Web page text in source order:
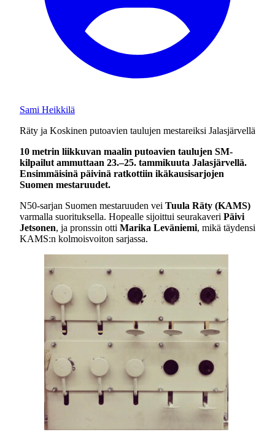
Sami Heikkilä
Räty ja Koskinen putoavien taulujen mestareiksi Jalasjärvellä
10 metrin liikkuvan maalin putoavien taulujen SM-
kilpailut ammuttaan 23.–25. tammikuuta Jalasjärvellä.
Ensimmäisinä päivinä ratkottiin ikäkausisarjojen
Suomen mestaruudet.
N50-sarjan Suomen mestaruuden vei Tuula Räty (KAMS)
varmalla suorituksella. Hopealle sijoittui seurakaveri Päivi
Jetsonen, ja pronssin otti Marika Leväniemi, mikä täydensi
KAMS:n kolmoisvoiton sarjassa.